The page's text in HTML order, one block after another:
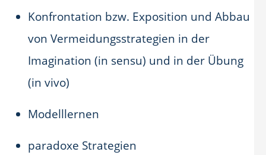
Konfrontation bzw. Exposition und Abbau
von Vermeidungsstrategien in der
Imagination (in sensu) und in der Übung
(in vivo)
Modelllernen
paradoxe Strategien